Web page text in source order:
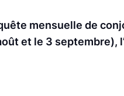
mensuelle de
et le 3 septembre),